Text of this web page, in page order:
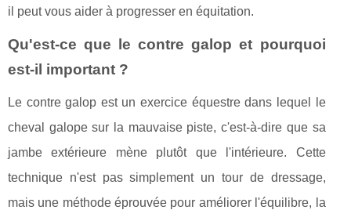
il peut vous aider à progresser en équitation.
Qu'est-ce que le contre galop et pourquoi
est-il important ?
Le contre galop est un exercice équestre dans lequel le
cheval galope sur la mauvaise piste, c'est-à-dire que sa
jambe extérieure mène plutôt que l'intérieure. Cette
technique n'est pas simplement un tour de dressage,
mais une méthode éprouvée pour améliorer l'équilibre, la